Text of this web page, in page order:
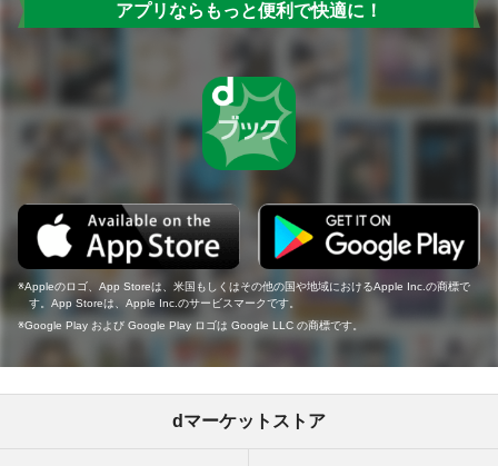
アプリならもっと便利で快適に！
Appleのロゴ、App Storeは、米国もしくはその他の国や地域におけるApple Inc.の商標で
す。App Storeは、Apple Inc.のサービスマークです。
Google Play および Google Play ロゴは Google LLC の商標です。
dマーケットストア